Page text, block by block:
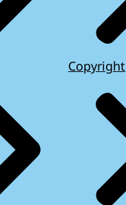
Copyright